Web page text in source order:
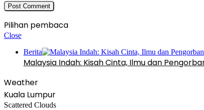
Pilihan pembaca
Close
Berita
Malaysia Indah: Kisah Cinta, Ilmu dan
Weather
Kuala Lumpur
Scattered Clouds